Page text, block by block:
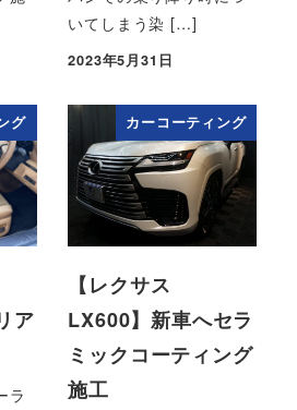
いてしまう染 […]
投稿日
2023年5月31日
グ
ア
ラ
カーコーティング
【レクサス
LX600】新車へセラ
ミックコーティング
施工